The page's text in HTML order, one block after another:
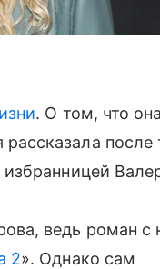
. О том, что она
после
ведь роман с
2». Однако сам